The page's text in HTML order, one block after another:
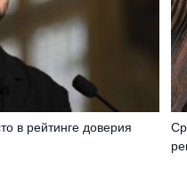
в рейтинге доверия